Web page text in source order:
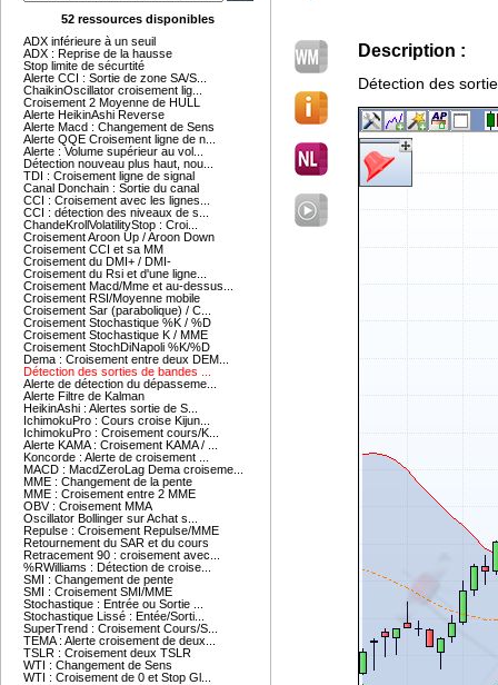
52 ressources disponibles
ADX inférieure à un seuil
ADX : Reprise de la hausse
Stop limite de sécurtité
Alerte CCI : Sortie de zone SA/S...
ChaikinOscillator croisement lig...
Croisement 2 Moyenne de HULL
Alerte HeikinAshi Reverse
Alerte Macd : Changement de Sens
Alerte QQE Croisement ligne de n...
Alerte : Volume supérieur au vol...
Détection nouveau plus haut, nou...
TDI : Croisement ligne de signal
Canal Donchain : Sortie du canal
CCI : Croisement avec les lignes...
CCI : détection des niveaux de s...
ChandeKrollVolatilityStop : Croi...
Croisement Aroon Up / Aroon Down
Croisement CCI et sa MM
Croisement du DMI+ / DMI-
Croisement du Rsi et d'une ligne...
Croisement Macd/Mme et au-dessus...
Croisement RSI/Moyenne mobile
Croisement Sar (parabolique) / C...
Croisement Stochastique %K / %D
Croisement Stochastique K / MME
Croisement StochDiNapoli %K/%D
Dema : Croisement entre deux DEM...
Détection des sorties de bandes ...
Alerte de détection du dépasseme...
Alerte Filtre de Kalman
HeikinAshi : Alertes sortie de S...
IchimokuPro : Cours croise Kijun...
IchimokuPro : Croisement cours/K...
Alerte KAMA : Croisement KAMA / ...
Koncorde : Alerte de croisement ...
MACD : MacdZeroLag Dema croiseme...
MME : Changement de la pente
MME : Croisement entre 2 MME
OBV : Croisement MMA
Oscillator Bollinger sur Achat s...
Repulse : Croisement Repulse/MME
Retournement du SAR et du cours
Retracement 90 : croisement avec...
%RWilliams : Détection de croise...
SMI : Changement de pente
SMI : Croisement SMI/MME
Stochastique : Entrée ou Sortie ...
Stochastique Lissé : Entée/Sorti...
SuperTrend : Croisement Cours/S...
TEMA : Alerte croisement de deux...
TSLR : Croisement deux TSLR
WTI : Changement de Sens
WTI : Croisement de 0 et Stop Gl...
Description :
Détection des